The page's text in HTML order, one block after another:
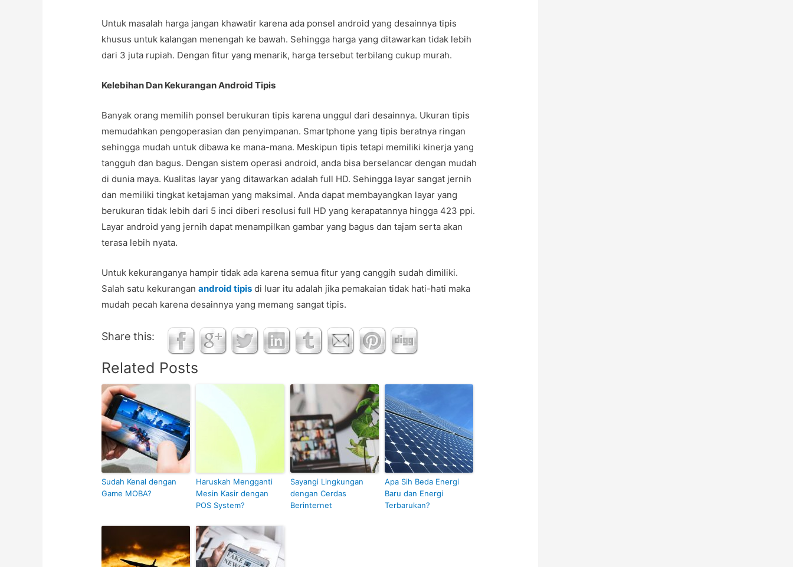
Untuk masalah harga jangan khawatir karena ada ponsel android yang desainnya tipis
khusus untuk kalangan menengah ke bawah. Sehingga harga yang ditawarkan tidak lebih
dari 3 juta rupiah. Dengan fitur yang menarik, harga tersebut terbilang cukup murah.
Kelebihan Dan Kekurangan Android Tipis
Banyak orang memilih ponsel berukuran tipis karena unggul dari desainnya. Ukuran tipis
memudahkan pengoperasian dan penyimpanan. Smartphone yang tipis beratnya ringan
sehingga mudah untuk dibawa ke mana-mana. Meskipun tipis tetapi memiliki kinerja yang
tangguh dan bagus. Dengan sistem operasi android, anda bisa berselancar dengan mudah
di dunia maya. Kualitas layar yang ditawarkan adalah full HD. Sehingga layar sangat jernih
dan memiliki tingkat ketajaman yang maksimal. Anda dapat membayangkan layar yang
berukuran tidak lebih dari 5 inci diberi resolusi full HD yang kerapatannya hingga 423 ppi.
Layar android yang jernih dapat menampilkan gambar yang bagus dan tajam serta akan
terasa lebih nyata.
Untuk kekuranganya hampir tidak ada karena semua fitur yang canggih sudah dimiliki.
Salah satu kekuranganandroid tipis di luar itu adalah jika pemakaian tidak hati-hati maka
mudah pecah karena desainnya yang memang sangat tipis.
Share this:
Related Posts
Sudah Kenal dengan
Game MOBA?
Haruskah Mengganti
Mesin Kasir dengan
POS System?
Sayangi Lingkungan
dengan Cerdas
Berinternet
Apa Sih Beda Energi
Baru dan Energi
Terbarukan?